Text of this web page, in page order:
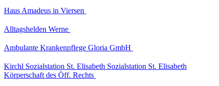
Haus Amadeus in Viersen
Alltagshelden Werne
Ambulante Krankenpflege Gloria GmbH
Kirchl Sozialstation St. Elisabeth Sozialstation St. Elisabeth
Körperschaft des Öff. Rechts